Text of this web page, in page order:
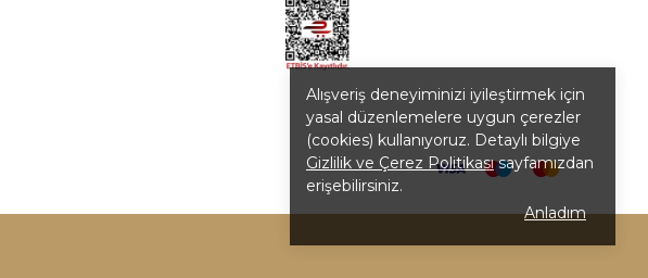
Alışveriş deneyiminizi iyileştirmek için
yasal düzenlemelere uygun çerezler
(cookies) kullanıyoruz. Detaylı bilgiye
Gizlilik ve Çerez Politikasısayfamızdan
erişebilirsiniz.
Anladım